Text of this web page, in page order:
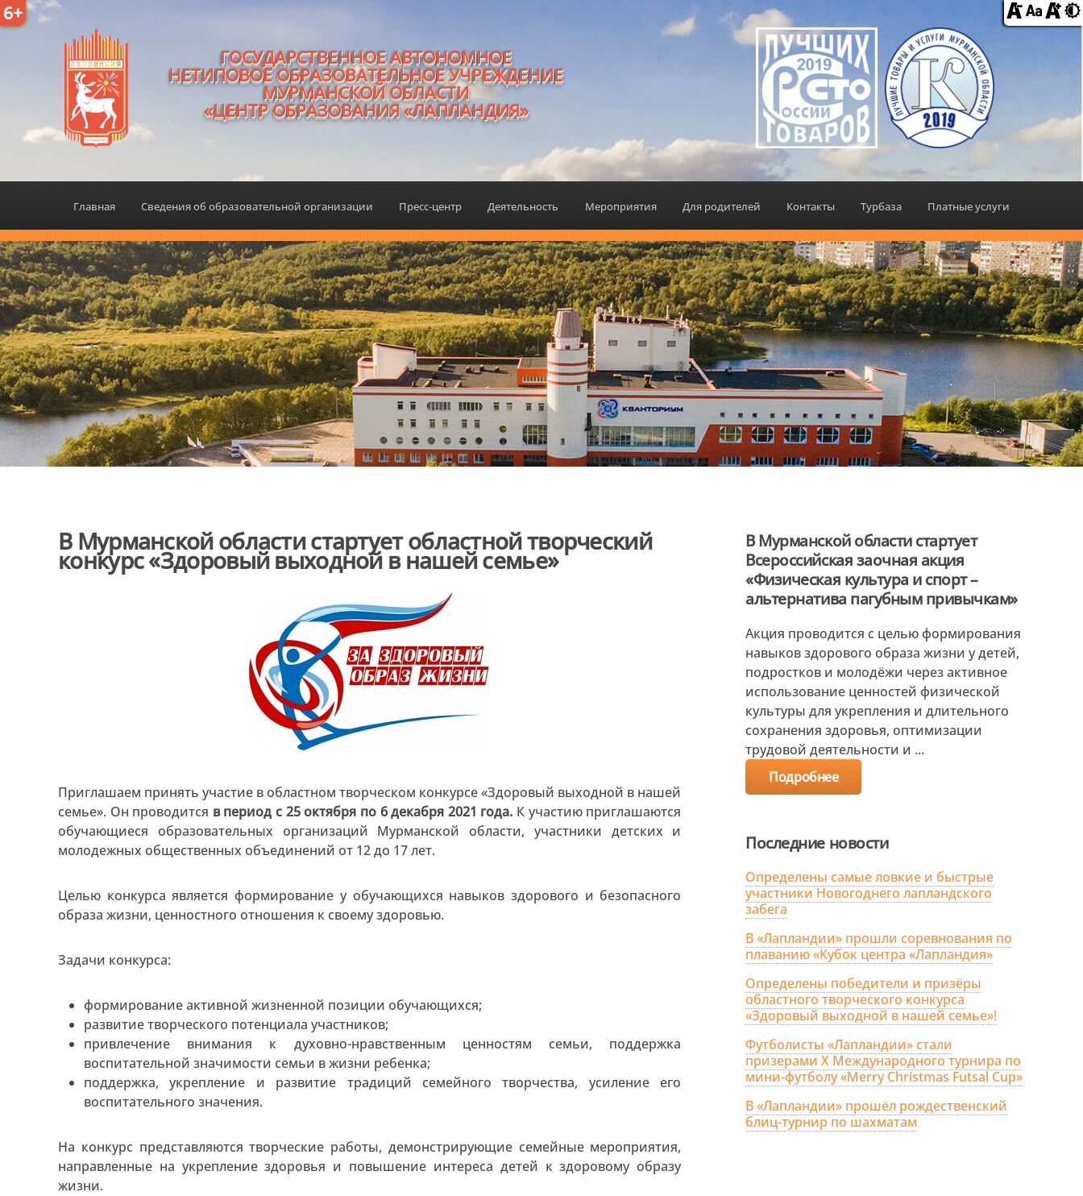
6+
ГОСУДАРСТВЕННОЕ АВТОНОМНОЕ
НЕТИПОВОЕ ОБРАЗОВАТЕЛЬНОЕ УЧРЕЖДЕНИЕ
МУРМАНСКОЙ ОБЛАСТИ
«ЦЕНТР ОБРАЗОВАНИЯ «ЛАПЛАНДИЯ»
Главная Сведения об образовательной организации Пресс-центр Деятельность Мероприятия Для родителей Контакты Турбаза Платные услуги
В Мурманской области стартует областной творческий
конкурс «Здоровый выходной в нашей семье»
Приглашаем принять участие в областном творческом конкурсе «Здоровый выходной в нашей
семье». Он проводится в период с 25 октября по 6 декабря 2021 года. К участию приглашаются
обучающиеся образовательных организаций Мурманской области, участники детских и
молодежных общественных объединений от 12 до 17 лет.
Целью конкурса является формирование у обучающихся навыков здорового и безопасного
образа жизни, ценностного отношения к своему здоровью.
Задачи конкурса:
формирование активной жизненной позиции обучающихся;
развитие творческого потенциала участников;
привлечение внимания к духовно-нравственным ценностям семьи, поддержка
воспитательной значимости семьи в жизни ребенка;
поддержка, укрепление и развитие традиций семейного творчества, усиление его
воспитательного значения.
На конкурс представляются творческие работы, демонстрирующие семейные мероприятия,
направленные на укрепление здоровья и повышение интереса детей к здоровому образу
жизни.
В Мурманской области стартует
Всероссийская заочная акция
«Физическая культура и спорт –
альтернатива пагубным привычкам»
Акция проводится с целью формирования
навыков здорового образа жизни у детей,
подростков и молодёжи через активное
использование ценностей физической
культуры для укрепления и длительного
сохранения здоровья, оптимизации
трудовой деятельности и ...
Подробнее
Последние новости
Определены самые ловкие и быстрые
участники Новогоднего лапландского
забега
В «Лапландии» прошли соревнования по
плаванию «Кубок центра «Лапландия»
Определены победители и призёры
областного творческого конкурса
«Здоровый выходной в нашей семье»!
Футболисты «Лапландии» стали
призерами X Международного турнира по
мини-футболу «Merry Christmas Futsal Cup»
В «Лапландии» прошёл рождественский
блиц-турнир по шахматам